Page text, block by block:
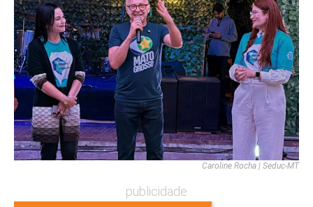
Caroline Rocha | Seduc-MT
publicidade